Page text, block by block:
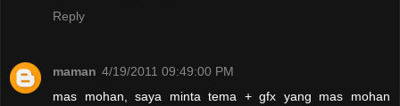
Reply
maman 4/19/2011 09:49:00 PM
mas mohan, saya minta tema + gfx yang mas mohan